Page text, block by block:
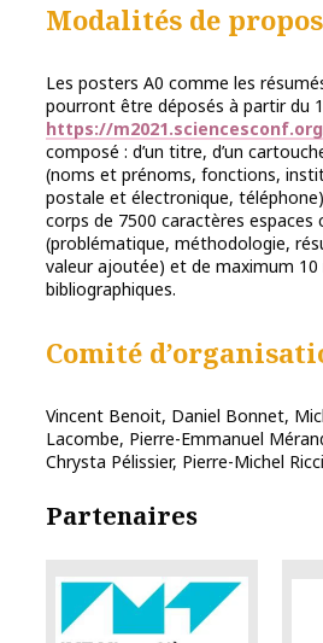
Modalités de
Les posters A0 comme les
pourront être déposés à partir du
https://m2021.sciencesconf.org
composé : d’un titre, d’un
(noms et prénoms, fonctions,
postale et électronique,
corps de 7500 caractères espaces
(problématique, méthodologie,
valeur ajoutée) et de maximum 10
bibliographiques.
Comité
Vincent Benoit, Daniel Bonnet,
Lacombe, Pierre-Emmanuel
Chrysta Pélissier, Pierre-Michel
Partenaires